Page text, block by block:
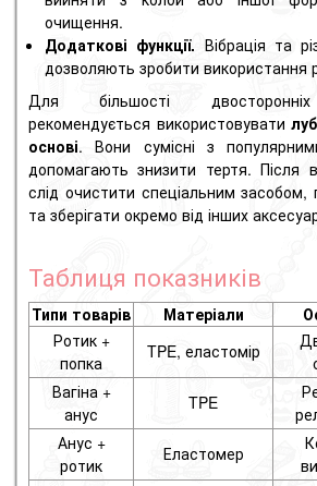
очищення.
Додаткові функції. Вібрація та
дозволяють зробити використання
Для більшості двосторонніх
рекомендується використовувати
основі. Вони сумісні з
допомагають знизити тертя. Після
слід очистити спеціальним засобом,
та зберігати окремо від інших
Таблиця показників
Типи товарів Матеріали
Ротик +
попка
TPE, еластомір
Вагіна +
анус
TPE
Анус +
ротик
Еластомер